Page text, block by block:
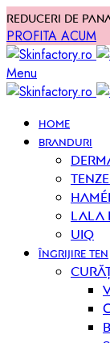
Reduceri de
PROFITA ACUM
Menu
HOME
BRANDURI
Lala
UIQ
ÎNGRIJIRE TEN